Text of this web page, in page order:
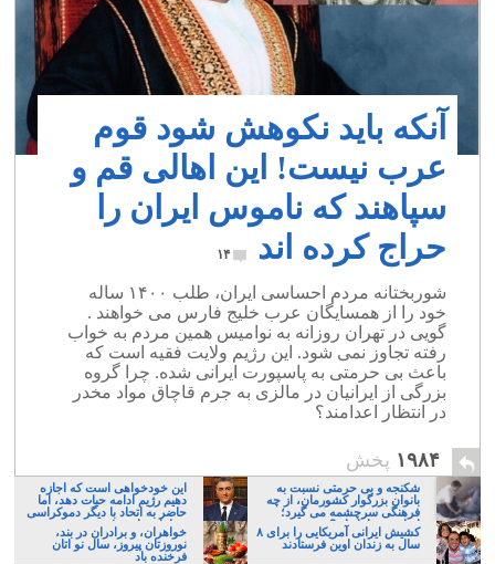
آنکه باید نکوهش شود قوم
عرب نیست! این اهالی قم و
سپاهند که ناموس ایران را
حراج کرده اند
۱۴
شوربختانه مردم احساسی ایران، طلب ۱۴۰۰ ساله
خود را از همسایگان عرب خلیج فارس می خواهند .
گویی در تهران روزانه به نوامیس همین مردم به خواب
رفته تجاوز نمی شود. این رژیم ولایت فقیه است که
باعث بی حرمتی به پاسپورت ایرانی شده. چرا گروه
بزرگی از ایرانیان در مالزی به جرم قاچاق مواد مخدر
در انتظار اعدامند؟
۱۹۸۴ پخش
شکنجه و بی حرمتی نسبت به
بانوان بزرگوار کشورمان، از چه
فرهنگی سرچشمه می گیرد؛
ایرانی، و یا تازیان؟
این خودخواهی است که اجازه
دهیم رژیم ادامه حیات دهد، اما
حاضر به اتحاد با دیگر دموکراسی
خواهان نباشیم!
کشیش ایرانی آمریکایی را برای ۸
سال به زندان اوین فرستادند
خواهران، و برادران در بند،
نوروزتان پیروز، سال نو اتان
فرخنده باد